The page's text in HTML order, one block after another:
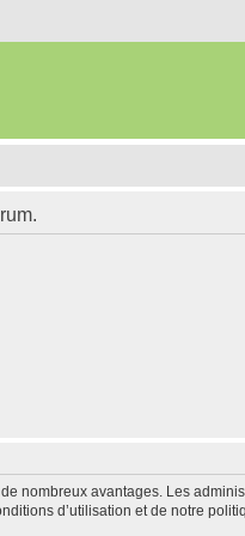
nombreux avantages. Les
d’utilisation et de notre